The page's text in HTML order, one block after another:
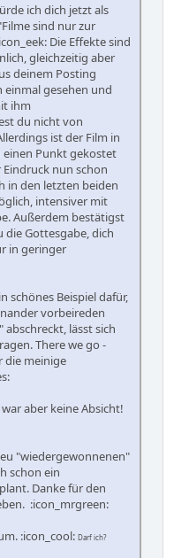
ich dich jetzt als
sind nur zur
Die Effekte sind
gleichzeitig aber
deinem Posting
einmal gesehen und
ihm
du nicht von
ist der Film in
einen Punkt gekostet
nun schon
in den letzten beiden
intensiver mit
Außerdem bestätigst
die Gottesgabe, dich
in geringer
schönes Beispiel dafür,
vorbeireden
abschreckt, lässt sich
There we go -
die meinige
aber keine Absicht!
"wiedergewonnenen"
schon ein
Danke für den
:icon_mrgreen:
:icon_cool: Darf ich?